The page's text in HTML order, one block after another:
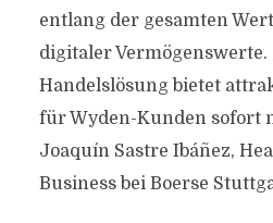
entlang der gesamten
digitaler Vermögenswerte.
Handelslösung bietet
für Wyden-Kunden sofort
Joaquín Sastre Ibáñez,
Business bei Boerse